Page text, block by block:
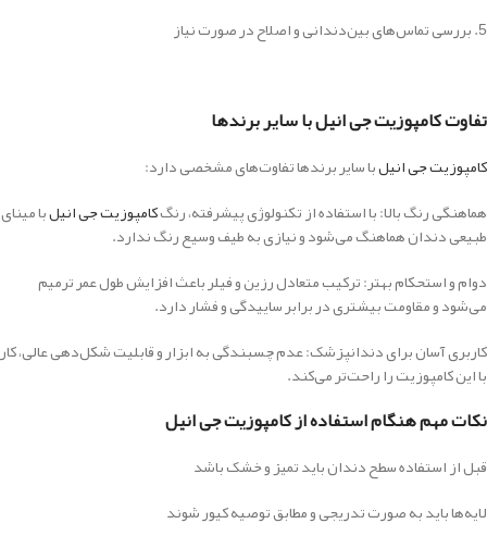
5. بررسی تماس‌های بین‌دندانی و اصلاح در صورت نیاز
تفاوت کامپوزیت جی انیل با سایر برندها
کامپوزیت جی انیلبا سایر برندها تفاوت‌های مشخصی دارد:
هماهنگی رنگ بالا: با استفاده از تکنولوژی پیشرفته، رنگکامپوزیت جی انیلبا مینای
طبیعی دندان هماهنگ می‌شود و نیازی به طیف وسیع رنگ ندارد.
دوام و استحکام بهتر: ترکیب متعادل رزین و فیلر باعث افزایش طول عمر ترمیم
می‌شود و مقاومت بیشتری در برابر ساییدگی و فشار دارد.
کاربری آسان برای دندانپزشک: عدم چسبندگی به ابزار و قابلیت شکل‌دهی عالی، کار
با این کامپوزیت را راحت‌تر می‌کند.
نکات مهم هنگام استفاده از کامپوزیت جی انیل
قبل از استفاده سطح دندان باید تمیز و خشک باشد
لایه‌ها باید به صورت تدریجی و مطابق توصیه کیور شوند